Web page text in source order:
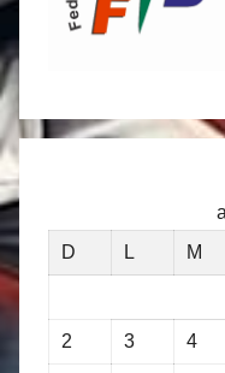
D
L M
2 3 4